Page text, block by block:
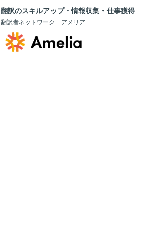
翻訳のスキルアップ・情報収集・仕事獲得
翻訳者ネットワーク アメリア